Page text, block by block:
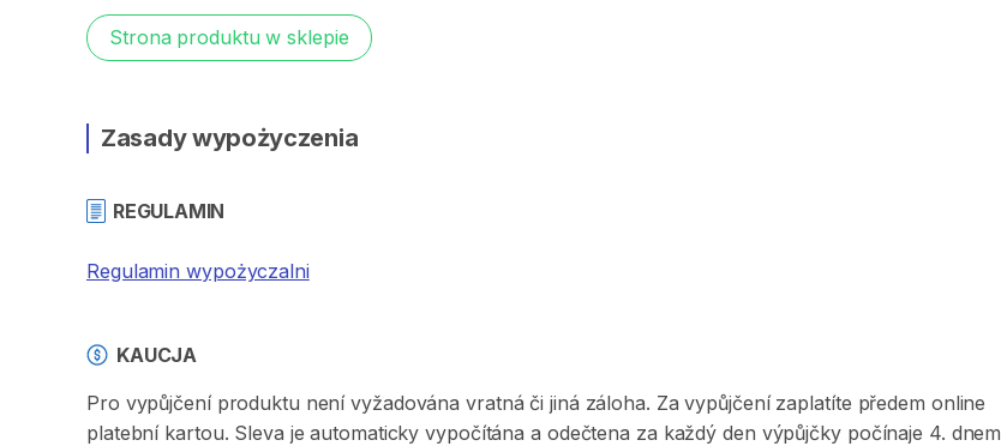
Strona produktu w sklepie
Zasady wypożyczenia
REGULAMIN
Regulamin wypożyczalni
KAUCJA
Pro vypůjčení produktu není vyžadována vratná či jiná záloha. Za vypůjčení zaplatíte předem online
platební kartou. Sleva je automaticky vypočítána a odečtena za každý den výpůjčky počínaje 4. dnem